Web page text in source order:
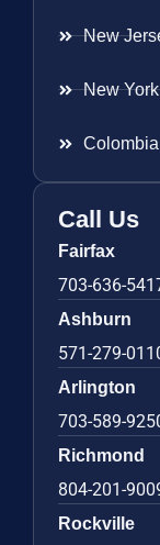
New
New York
Colombia
Call Us
Fairfax
703-636-
Ashburn
571-279-
Arlington
703-589-
Richmond
804-201-
Rockville